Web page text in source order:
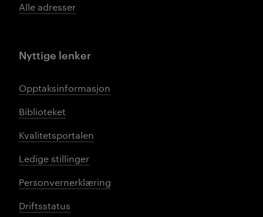
Alle adresser
Nyttige lenker
Opptaksinformasjon
Biblioteket
Kvalitetsportalen
Ledige stillinger
Personvernerklæring
Driftsstatus